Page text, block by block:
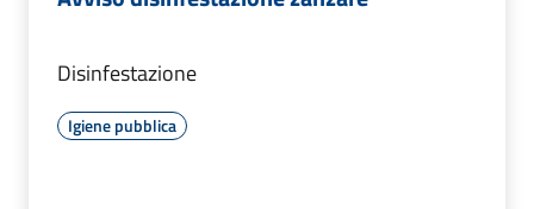
Disinfestazione
Igiene pubblica